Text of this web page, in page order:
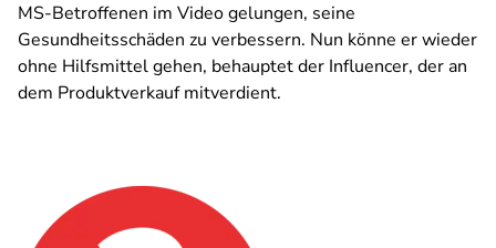
MS-Betroffenen im Video gelungen, seine
Gesundheitsschäden zu verbessern. Nun könne er wieder
ohne Hilfsmittel gehen, behauptet der Influencer, der an
dem Produktverkauf mitverdient.